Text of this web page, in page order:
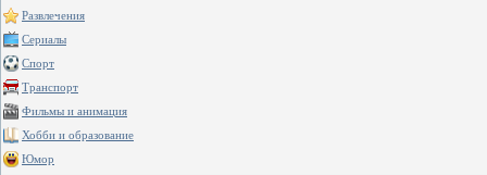
Развлечения
Сериалы
Спорт
Транспорт
Фильмы и анимация
Хобби и образование
Юмор